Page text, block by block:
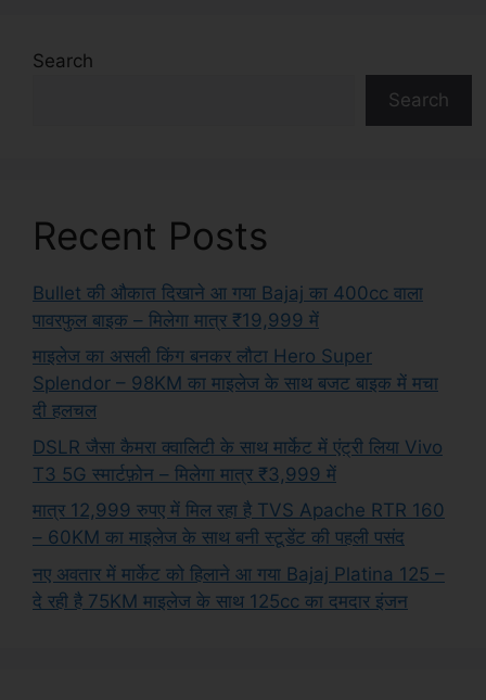
Search
Search
Recent Posts
Bullet की औकात दिखाने आ गया Bajaj का 400cc वाला
पावरफुल बाइक – मिलेगा मात्र ₹19,999 में
माइलेज का असली किंग बनकर लौटा Hero Super
Splendor – 98KM का माइलेज के साथ बजट बाइक में मचा
दी हलचल
DSLR जैसा कैमरा क्वालिटी के साथ मार्केट में एंट्री लिया Vivo
T3 5G स्मार्टफ़ोन – मिलेगा मात्र ₹3,999 में
मात्र 12,999 रुपए में मिल रहा है TVS Apache RTR 160
– 60KM का माइलेज के साथ बनी स्टूडेंट की पहली पसंद
नए अवतार में मार्केट को हिलाने आ गया Bajaj Platina 125 –
दे रही है 75KM माइलेज के साथ 125cc का दमदार इंजन